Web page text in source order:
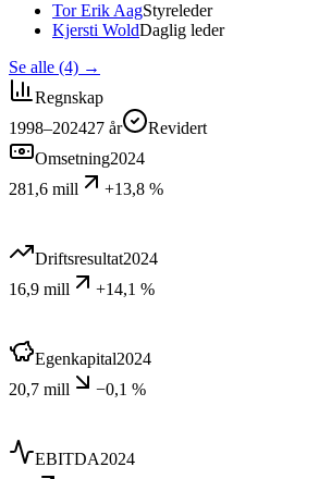
Tor Erik AagStyreleder
Kjersti WoldDaglig leder
Se alle (4) →
Regnskap
1998–202427 år
Revidert
Omsetning2024
281,6 mill
+13,8 %
Driftsresultat2024
16,9 mill
+14,1 %
Egenkapital2024
20,7 mill
−0,1 %
EBITDA2024